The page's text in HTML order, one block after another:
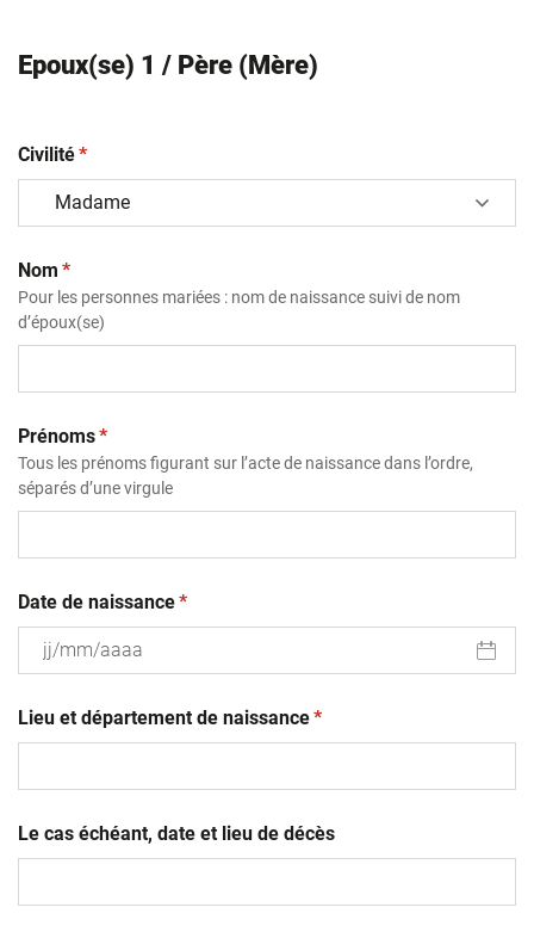
Epoux(se) 1 / Père (Mère)
Civilité(obligatoire)
*
Nom (obligatoire)
*
Pour les personnes mariées : nom de naissance suivi de nom
d’époux(se)
Prénoms(obligatoire)
*
Tous les prénoms figurant sur l’acte de naissance dans l’ordre,
séparés d’une virgule
Date de naissance(obligatoire)
*
slash
MM
Lieu et département de naissance(obligatoire)
*
Le cas échéant, date et lieu de décès